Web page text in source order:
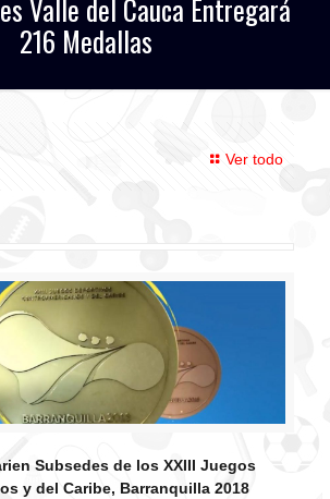
Valle del Cauca Entregará
216 Medallas
Ver todo
Subsedes de los XXIII Juegos
y del Caribe, Barranquilla 2018